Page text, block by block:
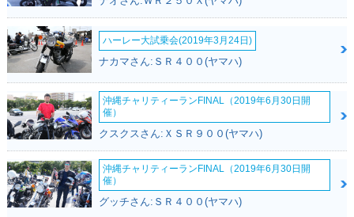
2011年 CYGNUS X
SR・マイナーチェン
ジ
2010年 CYGNUS X
SR・マイナーチェン
2008年 CYGNUS X
SR FI version・フ
ハーレー大試乗会(2019年3月24日)
ナカマさん:ＳＲ４００(ヤマハ)
沖縄チャリティーランFINAL（2019年6月30日開
催）
クスクスさん:ＸＳＲ９００(ヤマハ)
沖縄チャリティーランFINAL（2019年6月30日開
催）
グッチさん:ＳＲ４００(ヤマハ)